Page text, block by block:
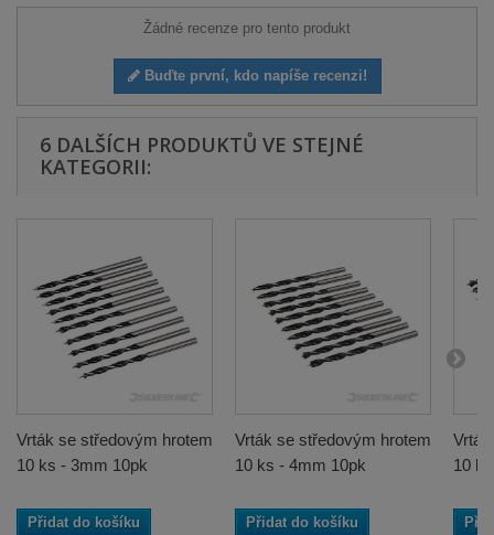
Žádné recenze pro tento produkt
Buďte první, kdo napíše recenzi!
6 DALŠÍCH PRODUKTŮ VE STEJNÉ
KATEGORII:
Vrták se středovým hrotem
10 ks - 3mm 10pk
Přidat do košíku
Vrták se středovým hrotem
10 ks - 4mm 10pk
Přidat do košíku
10